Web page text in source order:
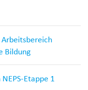
Bildung
Etappe 1